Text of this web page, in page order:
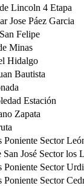
Lincoln 4 Etapa
Jose Páez Garcia
Felipe
Minas
Hidalgo
Bautista
Estación
Zapata
Poniente Sector
San José Sector los
Poniente Sector
Poniente Sector